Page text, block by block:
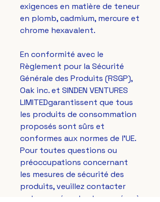
exigences en matière de teneur
en plomb, cadmium, mercure et
chrome hexavalent.
En conformité avec le
Règlement pour la Sécurité
Oak inc. et SINDEN VENTURES
LIMITEDgarantissent que tous
les produits de consommation
proposés sont sûrs et
conformes aux normes de l'UE.
Pour toutes questions ou
préoccupations concernant
les mesures de sécurité des
produits, veuillez contacter